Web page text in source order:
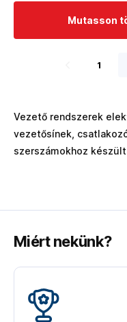
Mutasson
1
Vezető rendszerek
vezetősínek,
szerszámokhoz
Miért nekünk?